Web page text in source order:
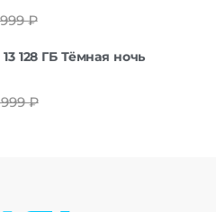
₽
128 ГБ Тёмная ночь
₽